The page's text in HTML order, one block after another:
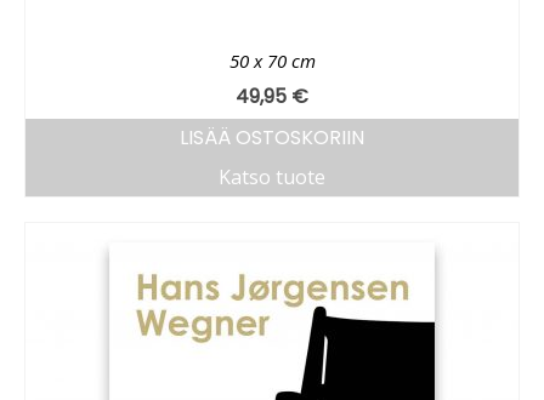
50 x 70 cm
49,95 €
LISÄÄ OSTOSKORIIN
Katso tuote